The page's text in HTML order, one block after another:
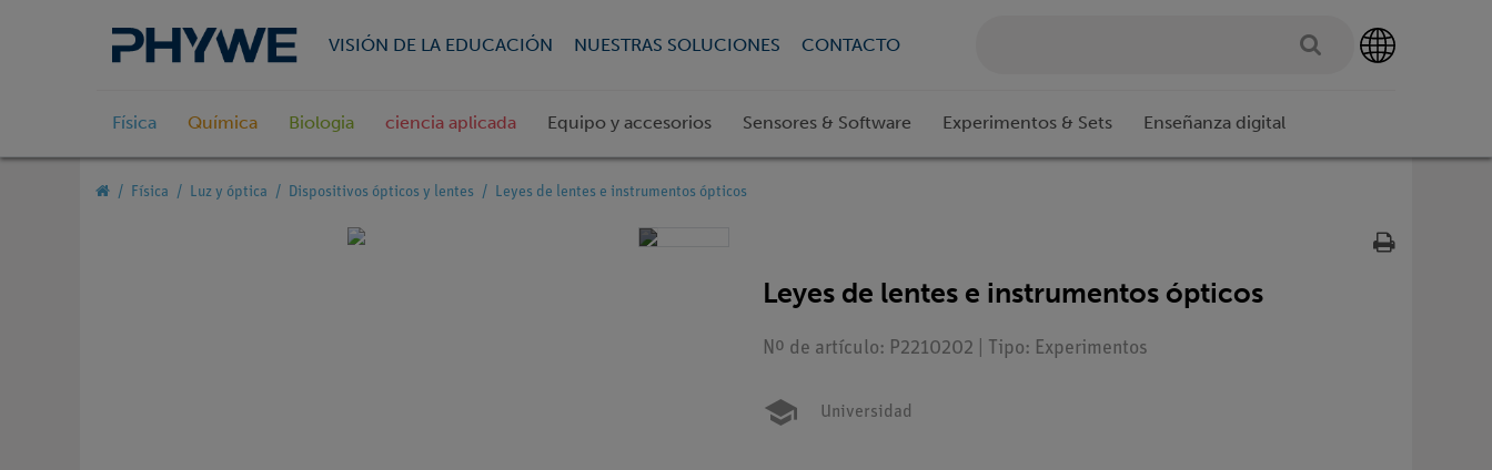
VISIÓN DE LA EDUCACIÓN NUESTRAS SOLUCIONES CONTACTO
Física Química Biologia ciencia aplicada Equipo y accesorios Sensores & Software Experimentos & Sets Enseñanza digital
Física Luz y óptica Dispositivos ópticos y lentes Leyes de lentes e instrumentos ópticos
Leyes de lentes e instrumentos ópticos
Nº de artículo: P2210202 | Tipo: Experimentos
Universidad